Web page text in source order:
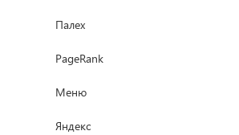
Палех
PageRank
Меню
Яндекс